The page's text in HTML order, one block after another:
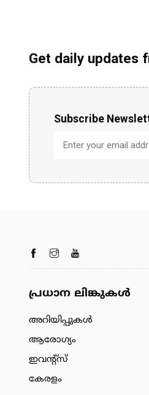
Get daily updates
Subscribe
പ്രധാന ലിങ്കുകൾ
അറിയിപ്പുകള്‍
ആരോഗ്യം
ഇവന്റ്സ്
കേരളം